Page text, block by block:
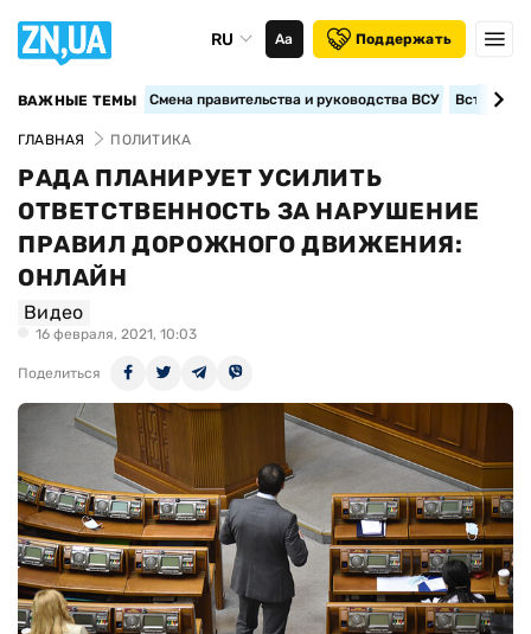
RU Аа Поддержать
ВАЖНЫЕ ТЕМЫ Смена правительства и руководства ВСУ
ГЛАВНАЯ ПОЛИТИКА
РАДА ПЛАНИРУЕТ УСИЛИТЬ
ОТВЕТСТВЕННОСТЬ ЗА НАРУШЕНИЕ
ПРАВИЛ ДОРОЖНОГО ДВИЖЕНИЯ:
ОНЛАЙН
Видео
16 февраля, 2021, 10:03
Поделиться